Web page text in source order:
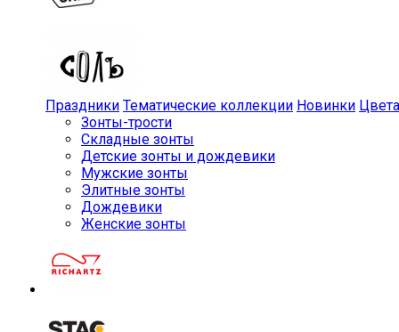
Праздники Тематические коллекции Новинки Цвета
Зонты-трости
Складные зонты
Детские зонты и дождевики
Мужские зонты
Элитные зонты
Дождевики
Женские зонты